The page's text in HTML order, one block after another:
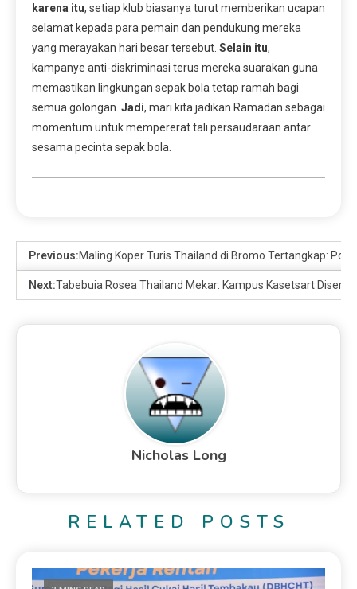
karena itu, setiap klub biasanya turut memberikan ucapan
selamat kepada para pemain dan pendukung mereka
yang merayakan hari besar tersebut. Selain itu,
kampanye anti-diskriminasi terus mereka suarakan guna
memastikan lingkungan sepak bola tetap ramah bagi
semua golongan. Jadi, mari kita jadikan Ramadan sebagai
momentum untuk mempererat tali persaudaraan antar
sesama pecinta sepak bola.
Previous:Maling Koper Turis Thailand di Bromo Tertangkap:
Next:Tabebuia Rosea Thailand Mekar: Kampus Kasetsart
Nicholas Long
RELATED POSTS